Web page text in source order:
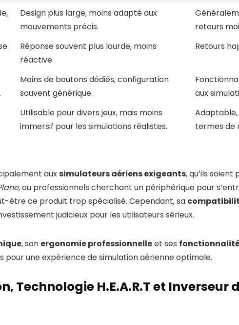
Design plus large, moins adapté aux
mouvements précis.
retours
Réponse souvent plus lourde, moins
réactive.
Retours
Moins de boutons dédiés, configuration
souvent générique.
aux
Utilisable pour divers jeux, mais moins
immersif pour les simulations réalistes.
termes de
auxsimulateurs aériens exigeants, qu’ils
, ou professionnels cherchant un périphérique pour
être ce produit trop spécialisé. Cependant, sa
judicieux pour les utilisateurs sérieux.
, son ergonomie professionnelleet ses
pour une expérience de simulation aérienne optimale.
Technologie H.E.A.R.T et Inverseur